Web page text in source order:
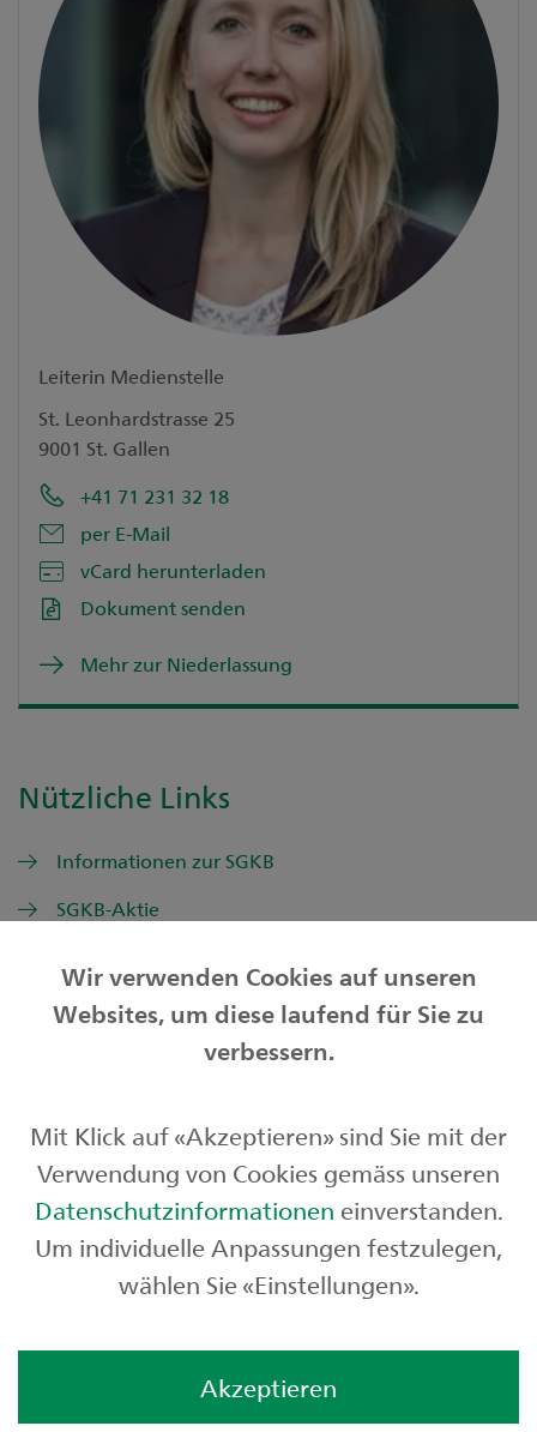
Leiterin Medienstelle
St. Leonhardstrasse 25
9001 St. Gallen
+41 71 231 32 18
per E-Mail
vCard herunterladen
Dokument senden
Mehr zur Niederlassung
Nützliche Links
Informationen zur SGKB
SGKB-Aktie
Privatkunden
Börse und Märkte
Über uns
Wir verwenden Cookies auf unseren
Websites, um diese laufend für Sie zu
verbessern.
Mit Klick auf «Akzeptieren» sind Sie mit der
Verwendung von Cookies gemäss unseren
Datenschutzinformationen einverstanden.
Um individuelle Anpassungen festzulegen,
wählen Sie «Einstellungen».
Akzeptieren